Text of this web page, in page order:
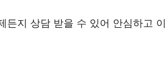
든지 상담 받을 수 있어 안심하고